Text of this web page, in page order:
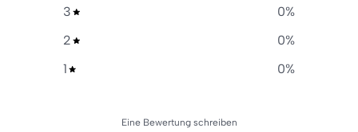
3 0%
2
0%
1
0%
Eine Bewertung schreiben